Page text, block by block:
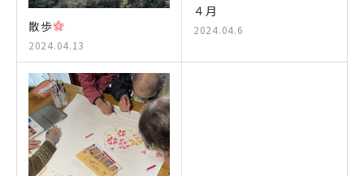
散歩
2024.04.13
４月
2024.04.6